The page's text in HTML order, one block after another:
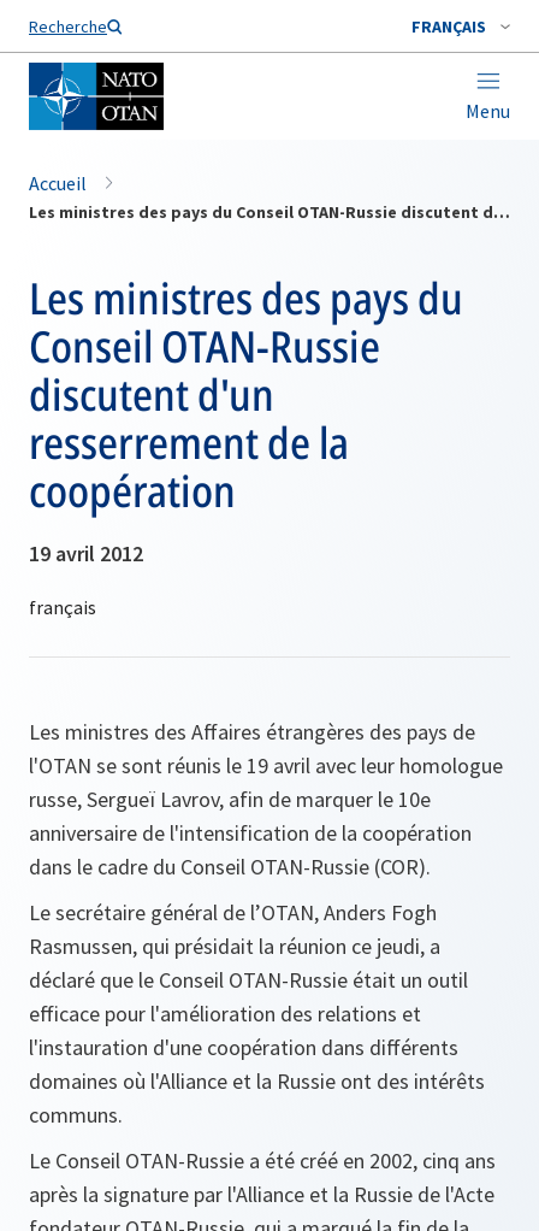
Recherche FRANÇAIS
Menu
Nom de famille*
Accueil
Les ministres des pays du Conseil OTAN-Russie discutent d'un resserrement de la coopération
Les ministres des pays du
Conseil OTAN-Russie
discutent d'un
resserrement de la
coopération
19 avril 2012
Les ministres des Affaires étrangères des pays de
l'OTAN se sont réunis le 19 avril avec leur homologue
russe, Sergueï Lavrov, afin de marquer le 10e
anniversaire de l'intensification de la coopération
dans le cadre du Conseil OTAN-Russie (COR).
Le secrétaire général de l’OTAN, Anders Fogh
Rasmussen, qui présidait la réunion ce jeudi, a
déclaré que le Conseil OTAN-Russie était un outil
efficace pour l'amélioration des relations et
l'instauration d'une coopération dans différents
domaines où l'Alliance et la Russie ont des intérêts
communs.
Le Conseil OTAN-Russie a été créé en 2002, cinq ans
après la signature par l'Alliance et la Russie de l'Acte